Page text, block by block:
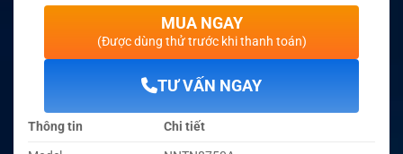
MUA NGAY
(Được dùng thử trước khi thanh toán)
TƯ VẤN NGAY
Thông tin
Chi tiết